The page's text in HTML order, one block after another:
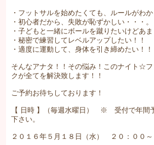
・フットサルを始めたくても、ルールがわか
・初心者だから、失敗が恥ずかしい・・・。
・子どもと一緒にボールを蹴りたいけどあま
・秘密で練習してレベルアップしたい！！
・適度に運動して、身体を引き締めたい！！
そんなアナタ！！その悩み！このナイト☆
クが全てを解決致します！！
ご予約お待ちしております！
【 日時 】（毎週水曜日） ※ 受付で年間
下さい。
２０１６年５月１８日（水） ２０：００～